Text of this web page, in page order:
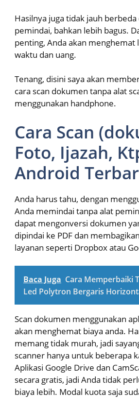
Hasilnya juga tidak jauh
pemindai, bahkan lebih bagus.
penting, Anda akan menghemat
waktu dan uang.
Tenang, disini saya akan
cara scan dokumen tanpa alat
menggunakan handphone.
Cara Scan
Foto, Ijazah,
Android
Anda harus tahu, dengan
Anda memindai tanpa alat
dapat mengonversi dokumen
dipindai ke PDF dan
layanan seperti Dropbox atau
Baca Juga Cara Memperbaiki
Led Polytron Bergaris
Scan dokumen menggunakan
akan menghemat biaya anda.
memang tidak murah, jadi
scanner hanya untuk beberapa
Aplikasi Google Drive dan
secara gratis, jadi Anda tidak
biaya lebih. Modal kuota saja